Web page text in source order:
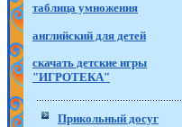
таблица умножения
английский для детей
скачать детские игры
"ИГРОТЕКА"
Прикольный досуг